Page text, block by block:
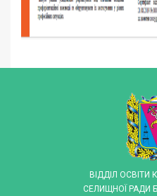
ВІДДІЛ ОСВІТИ
СЕЛИЩНОЇ РАДИ